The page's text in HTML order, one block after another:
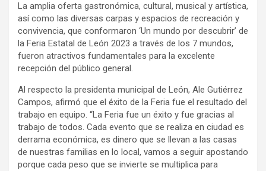
La amplia oferta gastronómica, cultural, musical y artística,
así como las diversas carpas y espacios de recreación y
convivencia, que conformaron ‘Un mundo por descubrir’ de
la Feria Estatal de León 2023 a través de los 7 mundos,
fueron atractivos fundamentales para la excelente
recepción del público general.
Al respecto la presidenta municipal de León, Ale Gutiérrez
Campos, afirmó que el éxito de la Feria fue el resultado del
trabajo en equipo. “La Feria fue un éxito y fue gracias al
trabajo de todos. Cada evento que se realiza en ciudad es
derrama económica, es dinero que se llevan a las casas
de nuestras familias en lo local, vamos a seguir apostando
porque cada peso que se invierte se multiplica para